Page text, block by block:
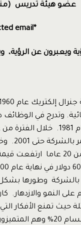
عضو هيئة تدريس
*protected email*
ويعبرون عن
وتدرج في
في
ورئيس تنفيذي والتي
وطورها بشكل
النمو والازدهار.
حيث تمنع الأفكار